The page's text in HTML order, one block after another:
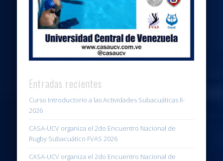
Entradas recientes
Curso Introductorio a las Actividades Subacuáticas II-
2026
CASA-UCV organiza el 2do Encuentro Nacional de
Rugby Subacuático FVAS 2026
CASA-UCV organiza el 2do Encuentro Nacional de